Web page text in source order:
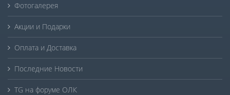
Фотогалерея
Акции и Подарки
Оплата и Доставка
Последние Новости
TG на форуме ОЛК